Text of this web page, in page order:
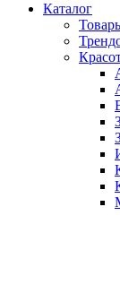
Каталог